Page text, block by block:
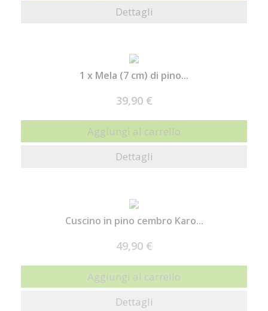
Dettagli
1 x Mela (7 cm) di pino...
39,90 €
Aggiungi al carrello
Dettagli
Cuscino in pino cembro Karo...
49,90 €
Aggiungi al carrello
Dettagli